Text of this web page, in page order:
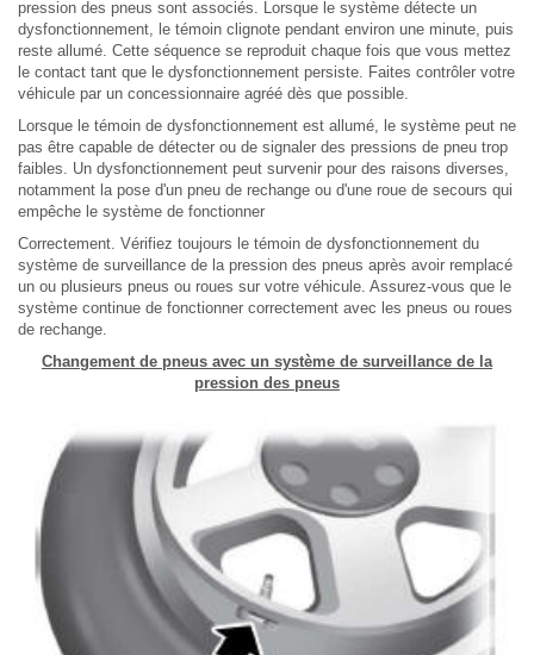
pression des pneus sont associés. Lorsque le système détecte un
dysfonctionnement, le témoin clignote pendant environ une minute, puis
reste allumé. Cette séquence se reproduit chaque fois que vous mettez
le contact tant que le dysfonctionnement persiste. Faites contrôler votre
véhicule par un concessionnaire agréé dès que possible.
Lorsque le témoin de dysfonctionnement est allumé, le système peut ne
pas être capable de détecter ou de signaler des pressions de pneu trop
faibles. Un dysfonctionnement peut survenir pour des raisons diverses,
notamment la pose d'un pneu de rechange ou d'une roue de secours qui
empêche le système de fonctionner
Correctement. Vérifiez toujours le témoin de dysfonctionnement du
système de surveillance de la pression des pneus après avoir remplacé
un ou plusieurs pneus ou roues sur votre véhicule. Assurez-vous que le
système continue de fonctionner correctement avec les pneus ou roues
de rechange.
Changement de pneus avec un système de surveillance de la
pression des pneus